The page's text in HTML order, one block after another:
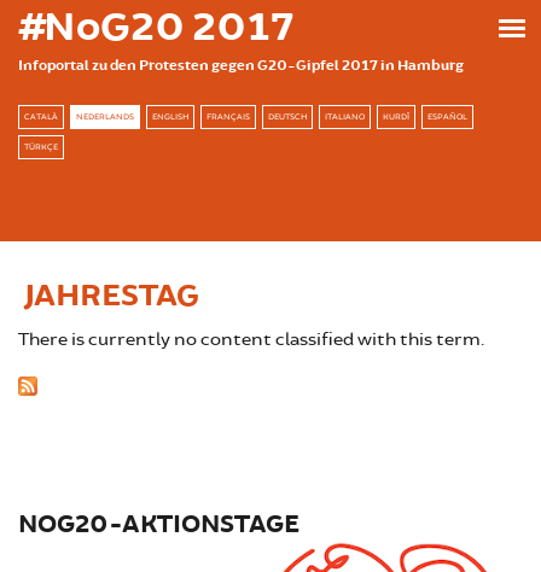
Skip to main content
#NoG20 2017
Infoportal zu den Protesten gegen G20-Gipfel 2017 in Hamburg
CATALÀ NEDERLANDS ENGLISH FRANÇAIS DEUTSCH ITALIANO KURDÎ ESPAÑOL
TÜRKÇE
JAHRESTAG
There is currently no content classified with this term.
NOG20-AKTIONSTAGE